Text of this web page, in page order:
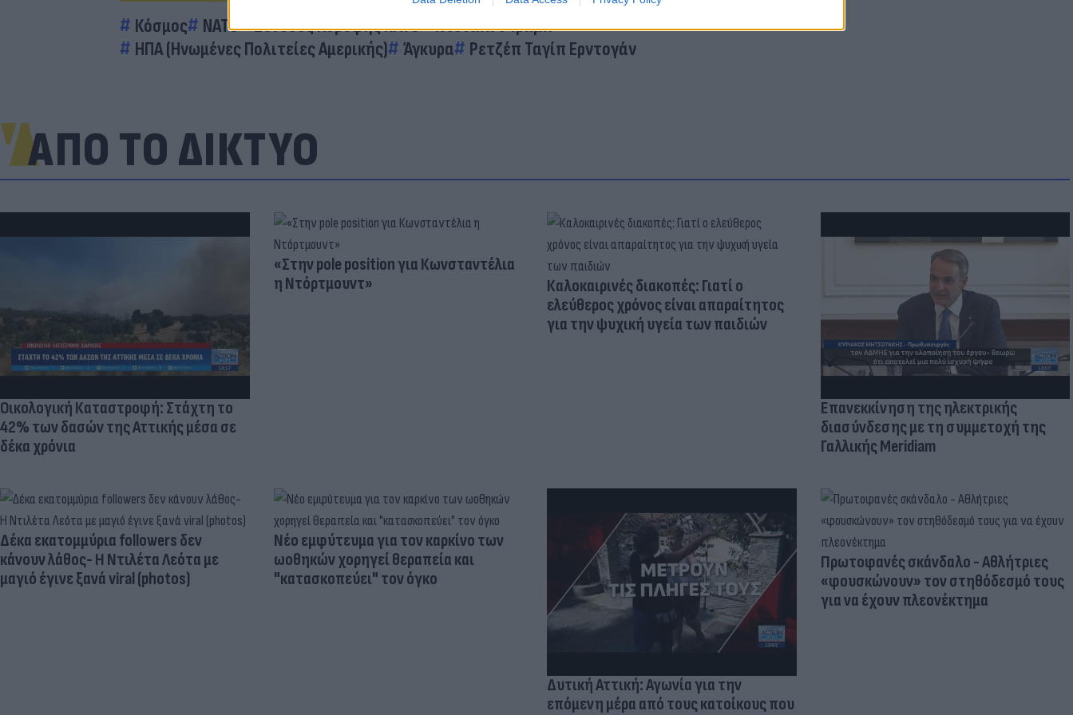
Κόσμος ΝΑΤΟ Σύνοδος Κορυφής ΝΑΤΟ
Ντόναλντ Τραμπ
ΗΠΑ (Ηνωμένες Πολιτείες Αμερικής)
Άγκυρα Ρετζέπ Ταγίπ Ερντογάν
ΑΠΟ ΤΟ ΔΙΚΤΥΟ
Οικολογική Καταστροφή: Στάχτη το
42% των δασών της Αττικής μέσα σε
δέκα χρόνια
«Στην pole position για Κωνσταντέλια
η Ντόρτμουντ»
Καλοκαιρινές διακοπές: Γιατί ο
ελεύθερος χρόνος είναι απαραίτητος
για την ψυχική υγεία των παιδιών
Επανεκκίνηση της ηλεκτρικής
διασύνδεσης με τη συμμετοχή της
Γαλλικής Meridiam
Δέκα εκατομμύρια followers δεν
κάνουν λάθος- Η Ντιλέτα Λεότα με
μαγιό έγινε ξανά viral (photos)
Νέο εμφύτευμα για τον καρκίνο των
ωοθηκών χορηγεί θεραπεία και
"κατασκοπεύει" τον όγκο
Δυτική Αττική: Αγωνία για την
επόμενη μέρα από τους κατοίκους που
Πρωτοφανές σκάνδαλο - Aθλήτριες
«φουσκώνουν» τον στηθόδεσμό τους
για να έχουν πλεονέκτημα